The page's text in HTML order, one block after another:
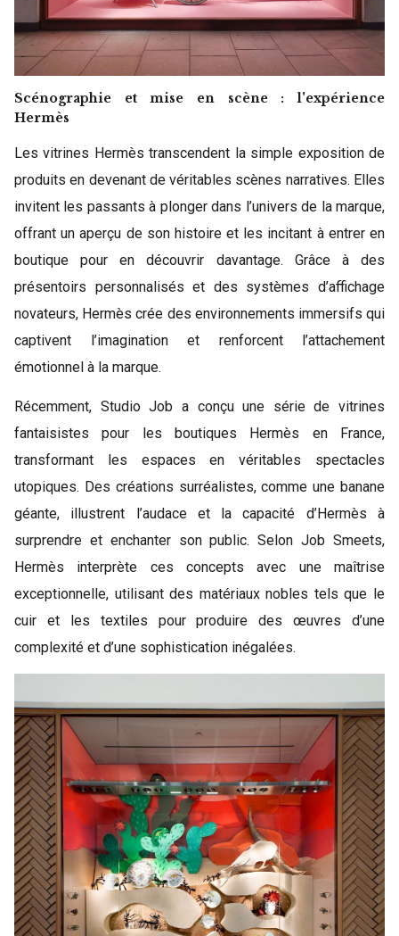
Scénographie et mise en scène : l'expérience
Hermès
Les vitrines Hermès transcendent la simple exposition de
produits en devenant de véritables scènes narratives. Elles
invitent les passants à plonger dans l’univers de la marque,
offrant un aperçu de son histoire et les incitant à entrer en
boutique pour en découvrir davantage. Grâce à des
présentoirs personnalisés et des systèmes d’affichage
novateurs, Hermès crée des environnements immersifs qui
captivent l’imagination et renforcent l’attachement
émotionnel à la marque.
Récemment, Studio Job a conçu une série de vitrines
fantaisistes pour les boutiques Hermès en France,
transformant les espaces en véritables spectacles
utopiques. Des créations surréalistes, comme une banane
géante, illustrent l’audace et la capacité d’Hermès à
surprendre et enchanter son public. Selon Job Smeets,
Hermès interprète ces concepts avec une maîtrise
exceptionnelle, utilisant des matériaux nobles tels que le
cuir et les textiles pour produire des œuvres d’une
complexité et d’une sophistication inégalées.